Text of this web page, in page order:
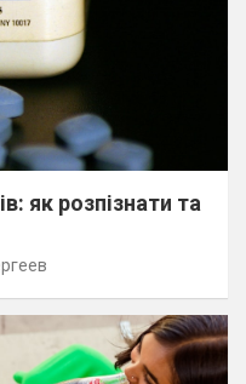
як розпізнати та